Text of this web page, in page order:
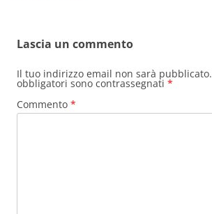
Lascia un commento
Il tuo indirizzo email non sarà pubblicato.
obbligatori sono contrassegnati *
Commento *